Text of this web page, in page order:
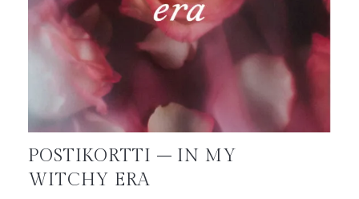
POSTIKORTTI – IN MY
WITCHY ERA